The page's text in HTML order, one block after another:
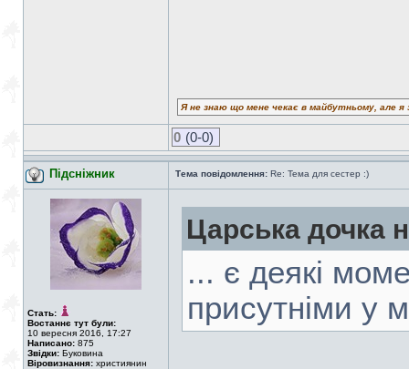
Я не знаю що мене чекає в майбутньому, але
0 (0-0)
Підсніжник Тема повідомлення: Re: Тема для сестер :)
Стать:
Востаннє тут були:
10 вересня 2016, 17:27
Написано: 875
Звідки: Буковина
Віровизнання: християнин
Царська дочка
... є деякі
присутніми у